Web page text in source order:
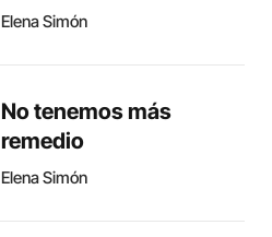
Elena Simón
No tenemos más
remedio
Elena Simón